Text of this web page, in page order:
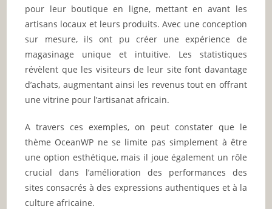
pour leur boutique en ligne, mettant en avant les
artisans locaux et leurs produits. Avec une conception
sur mesure, ils ont pu créer une expérience de
magasinage unique et intuitive. Les statistiques
révèlent que les visiteurs de leur site font davantage
d’achats, augmentant ainsi les revenus tout en offrant
une vitrine pour l’artisanat africain.
A travers ces exemples, on peut constater que le
thème OceanWP ne se limite pas simplement à être
une option esthétique, mais il joue également un rôle
crucial dans l’amélioration des performances des
sites consacrés à des expressions authentiques et à la
culture africaine.